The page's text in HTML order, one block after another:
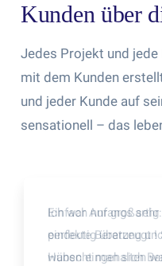
Kunden über
Jedes Projekt und
mit dem Kunden
und jeder Kunde auf
sensationell – das
Einfach nur
perfekte Beratung
wünscht man sich